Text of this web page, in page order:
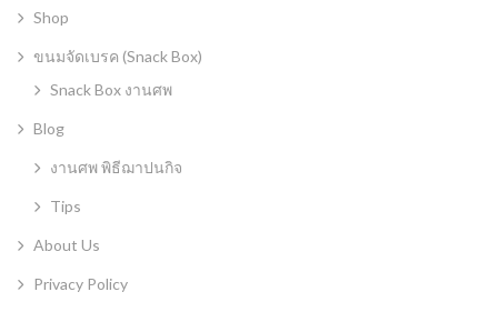
Shop
ขนมจัดเบรค (Snack Box)
Snack Box งานศพ
Blog
งานศพ พิธีฌาปนกิจ
Tips
About Us
Privacy Policy